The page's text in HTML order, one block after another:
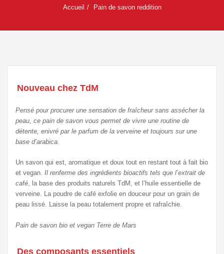
Accueil Pain de savon reddition
Nouveau chez TdM
Pensé pour procurer une sensation de fraîcheur sans assécher la
peau, ce pain de savon vous permet de vivre une routine de
détente, enivré par le parfum de la verveine et toujours sur une
base d’arabica.
Un savon qui est, aromatique et doux tout en restant tout à fait bio
et vegan. Il renferme des ingrédients bioactifs tels que l’extrait de
café, la base des produits naturels TdM, et l’huile essentielle de
verveine. La poudre de café exfolie en douceur pour un grain de
peau lissé. Laisse la peau totalement propre et rafraîchie.
Pain de savon bio et vegan Terre de Mars
Des composants essentiels